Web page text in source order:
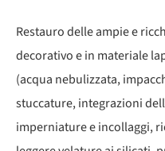
Restauro delle ampie e
decorativo e in materiale
(acqua nebulizzata,
stuccature, integrazioni
imperniature e incollaggi,